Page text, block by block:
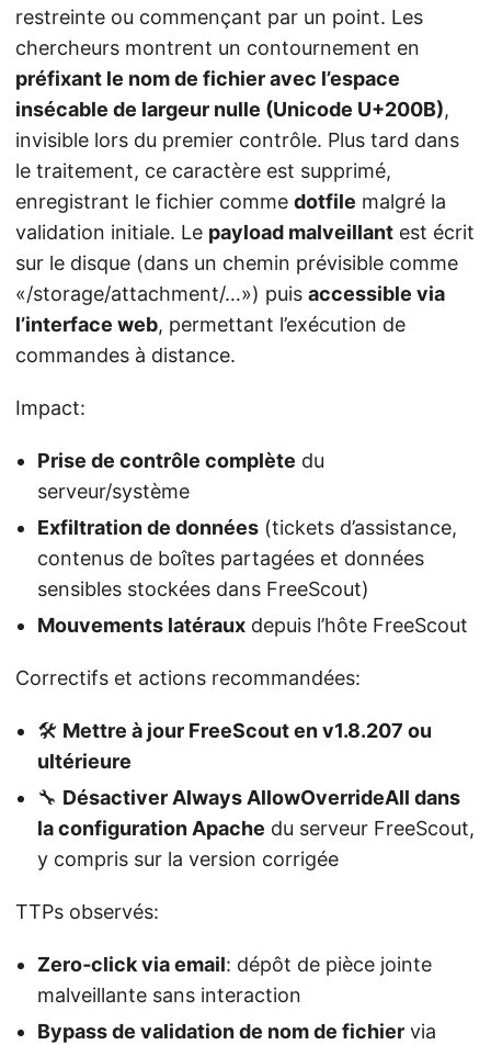
restreinte ou commençant par un point. Les
chercheurs montrent un contournement en
préfixant le nom de fichier avec l’espace
insécable de largeur nulle (Unicode U+200B),
invisible lors du premier contrôle. Plus tard dans
le traitement, ce caractère est supprimé,
enregistrant le fichier comme dotfile malgré la
validation initiale. Le payload malveillant est écrit
sur le disque (dans un chemin prévisible comme
«/storage/attachment/…») puis accessible via
l’interface web, permettant l’exécution de
commandes à distance.
Impact:
Prise de contrôle complète du
serveur/système
Exfiltration de données (tickets d’assistance,
contenus de boîtes partagées et données
sensibles stockées dans FreeScout)
Mouvements latéraux depuis l’hôte FreeScout
Correctifs et actions recommandées:
🛠️ Mettre à jour FreeScout en v1.8.207 ou
ultérieure
🔧 Désactiver Always AllowOverrideAll dans
la configuration Apache du serveur FreeScout,
y compris sur la version corrigée
TTPs observés:
Zero‑click via email: dépôt de pièce jointe
malveillante sans interaction
Bypass de validation de nom de fichier via